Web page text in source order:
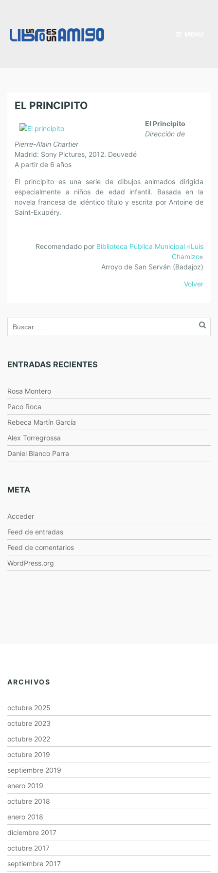
EL PRINCIPITO
El Principito
Dirección de
Pierre-Alain Chartier
Madrid: Sony Pictures, 2012. Deuvedé
A partir de 6 años
El principito es una serie de dibujos animados dirigida
especialmente a niños de edad infantil. Basada en la
novela francesa de idéntico título y escrita por Antoine de
Saint-Exupéry.
Recomendado por Biblioteca Pública Municipal «Luis
Chamizo»
Arroyo de San Serván (Badajoz)
Volver
ENTRADAS RECIENTES
Rosa Montero
Paco Roca
Rebeca Martín García
Alex Torregrossa
Daniel Blanco Parra
META
Acceder
Feed de entradas
Feed de comentarios
WordPress.org
ARCHIVOS
octubre 2025
octubre 2023
octubre 2022
octubre 2019
septiembre 2019
enero 2019
octubre 2018
enero 2018
diciembre 2017
octubre 2017
septiembre 2017